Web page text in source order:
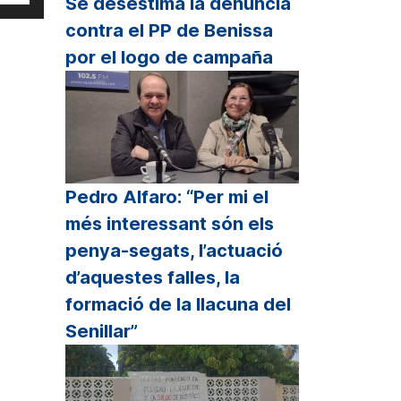
contra el PP de Benissa
por el logo de campaña
Pedro Alfaro: “Per mi el
més interessant són els
penya-segats, l’actuació
d’aquestes falles, la
formació de la llacuna del
Senillar”